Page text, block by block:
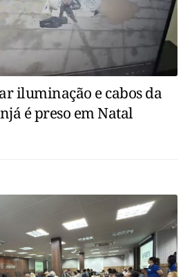
iluminação e cabos da
é preso em Natal